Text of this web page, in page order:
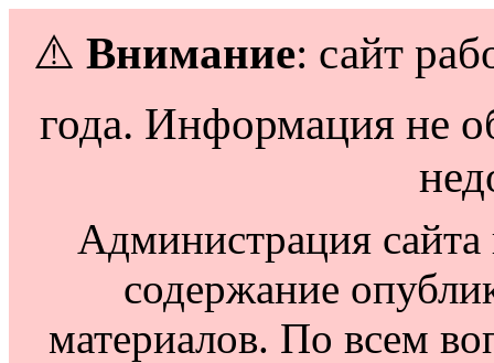
⚠️ Внимание: сайт
года. Информация не
Администрация сайта
содержание
материалов. По всем